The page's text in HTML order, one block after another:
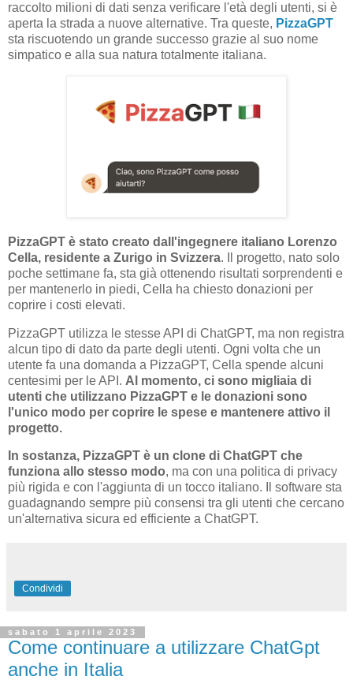
raccolto milioni di dati senza verificare l'età degli utenti, si è
aperta la strada a nuove alternative. Tra queste, PizzaGPT
sta riscuotendo un grande successo grazie al suo nome
simpatico e alla sua natura totalmente italiana.
PizzaGPT è stato creato dall'ingegnere italiano Lorenzo
Cella, residente a Zurigo in Svizzera. Il progetto, nato solo
poche settimane fa, sta già ottenendo risultati sorprendenti e
per mantenerlo in piedi, Cella ha chiesto donazioni per
coprire i costi elevati.
PizzaGPT utilizza le stesse API di ChatGPT, ma non registra
alcun tipo di dato da parte degli utenti. Ogni volta che un
utente fa una domanda a PizzaGPT, Cella spende alcuni
centesimi per le API. Al momento, ci sono migliaia di
utenti che utilizzano PizzaGPT e le donazioni sono
l'unico modo per coprire le spese e mantenere attivo il
progetto.
In sostanza, PizzaGPT è un clone di ChatGPT che
funziona allo stesso modo, ma con una politica di privacy
più rigida e con l'aggiunta di un tocco italiano. Il software sta
guadagnando sempre più consensi tra gli utenti che cercano
un'alternativa sicura ed efficiente a ChatGPT.
Condividi
sabato 1 aprile 2023
Come continuare a utilizzare ChatGpt
anche in Italia